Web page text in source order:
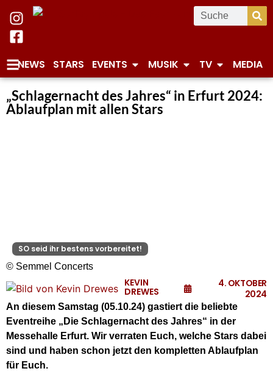
NEWS STARS EVENTS MUSIK TV MEDIA
„Schlagernacht des Jahres“ in Erfurt 2024:
Ablaufplan mit allen Stars
SO seid ihr bestens vorbereitet!
© Semmel Concerts
KEVIN
DREWES
4. OKTOBER
2024
An diesem Samstag (05.10.24) gastiert die beliebte
Eventreihe „Die Schlagernacht des Jahres“ in der
Messehalle Erfurt. Wir verraten Euch, welche Stars dabei
sind und haben schon jetzt den kompletten Ablaufplan
für Euch.